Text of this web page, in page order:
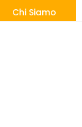
Chi Siamo